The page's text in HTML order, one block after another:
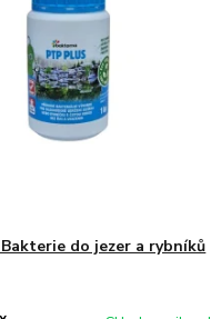
do jezer a rybníků